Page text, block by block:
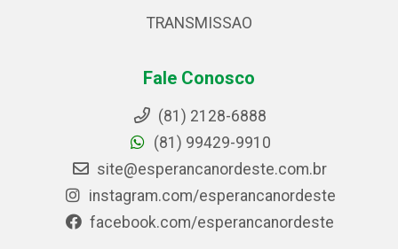
TRANSMISSAO
Fale Conosco
(81) 2128-6888
(81) 99429-9910
site@esperancanordeste.com.br
instagram.com/esperancanordeste
facebook.com/esperancanordeste